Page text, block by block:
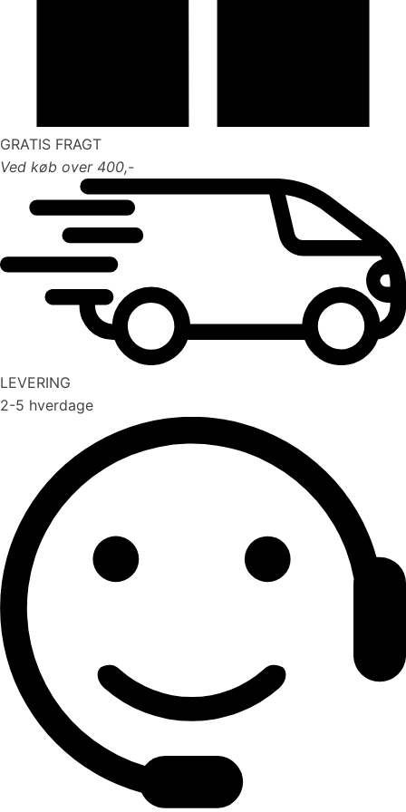
GRATIS FRAGT
Ved køb over 400,-
LEVERING
2-5 hverdage